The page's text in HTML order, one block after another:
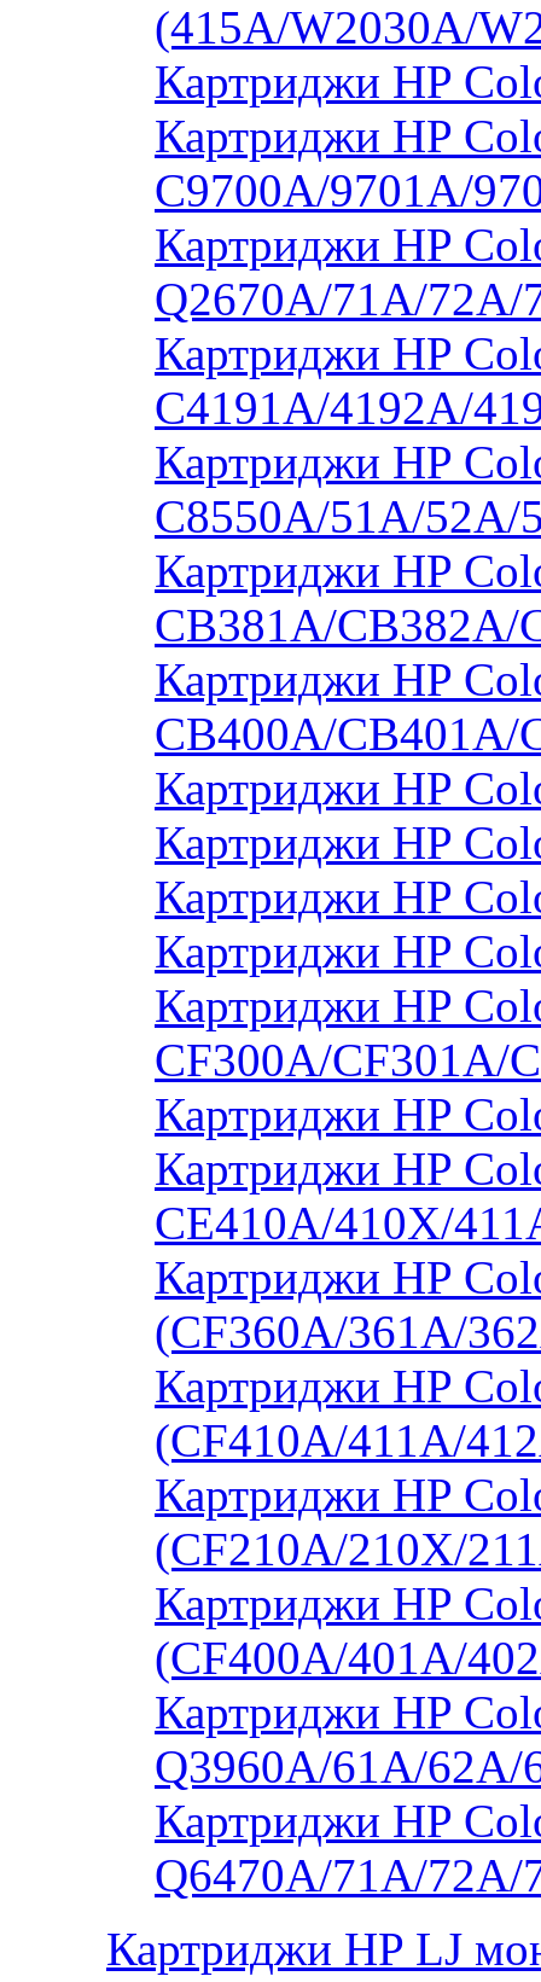
(415A/W2030A/
Картриджи HP
Картриджи HP
C9700A/9701A/
Картриджи HP
Q2670A/71A/
Картриджи HP
C4191A/4192A/
Картриджи HP
C8550A/51A/
Картриджи HP
CB381A/CB382A/
Картриджи HP
CB400A/CB401A/
Картриджи HP
Картриджи HP
Картриджи HP
Картриджи HP
Картриджи HP
CF300A/CF301A/
Картриджи HP
Картриджи HP
CE410A/410X/
Картриджи HP
(CF360A/361A/
Картриджи HP
(CF410A/411A/
Картриджи HP
(CF210A/210X/
Картриджи HP
(CF400A/401A/
Картриджи HP
Q3960A/61A/
Картриджи HP
Q6470A/71A/
Картриджи HP LJ